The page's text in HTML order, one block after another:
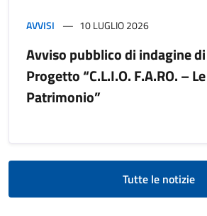
AVVISI 10 LUGLIO 2026
Avviso pubblico di indagine
Progetto “C.L.I.O. F.A.RO. –
Patrimonio”
Tutte le notizie